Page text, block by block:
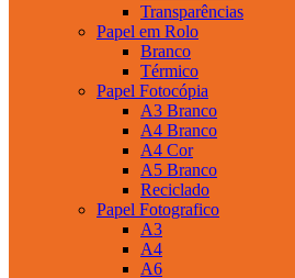
Transparências
Papel em Rolo
Branco
Térmico
Papel Fotocópia
A3 Branco
A4 Branco
A4 Cor
A5 Branco
Reciclado
Papel Fotografico
A3
A4
A6